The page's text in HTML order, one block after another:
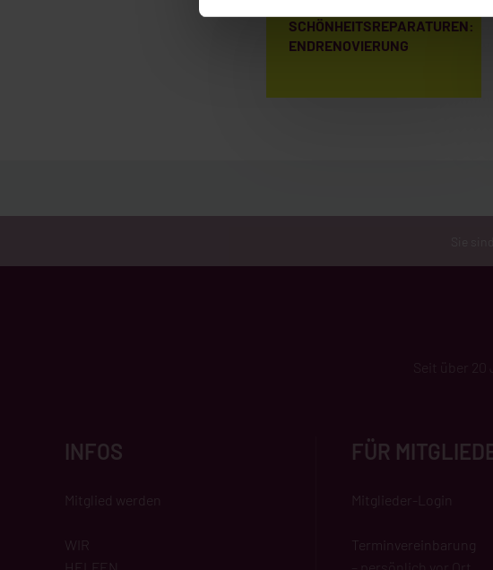
SCHÖNHEITSREPARATUREN:
ENDRENOVIERUNG
Seit über
INFOS
Mitglied werden
WIR
FÜR
Mitglieder-Login
Terminvereinbarung